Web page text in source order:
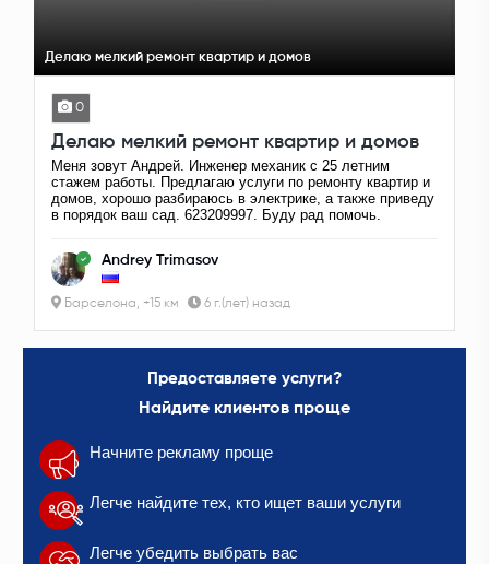
Делаю мелкий ремонт квартир и домов
0
Делаю мелкий ремонт квартир и домов
Меня зовут Андрей. Инженер механик с 25 летним
стажем работы. Предлагаю услуги по ремонту квартир и
домов, хорошо разбираюсь в электрике, а также приведу
в порядок ваш сад. 623209997. Буду рад помочь.
Andrey Trimasov
Барселона, +15 км 6 г.(лет) назад
Предоставляете услуги?
Найдите клиентов проще
Начните рекламу проще
Легче найдите тех, кто ищет ваши услуги
Легче убедить выбрать вас